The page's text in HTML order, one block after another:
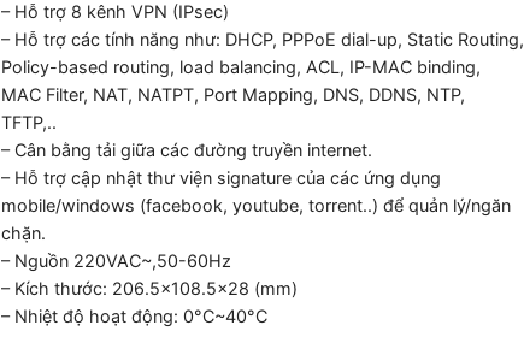
– Hỗ trợ 8 kênh VPN (IPsec)
– Hỗ trợ các tính năng như: DHCP, PPPoE dial-up, Static Routing,
Policy-based routing, load balancing, ACL, IP-MAC binding,
MAC Filter, NAT, NATPT, Port Mapping, DNS, DDNS, NTP,
TFTP,..
– Cân bằng tải giữa các đường truyền internet.
– Hỗ trợ cập nhật thư viện signature của các ứng dụng
mobile/windows (facebook, youtube, torrent..) để quản lý/ngăn
chặn.
– Nguồn 220VAC~,50-60Hz
– Kích thước: 206.5×108.5×28 (mm)
– Nhiệt độ hoạt động: 0°C~40°C